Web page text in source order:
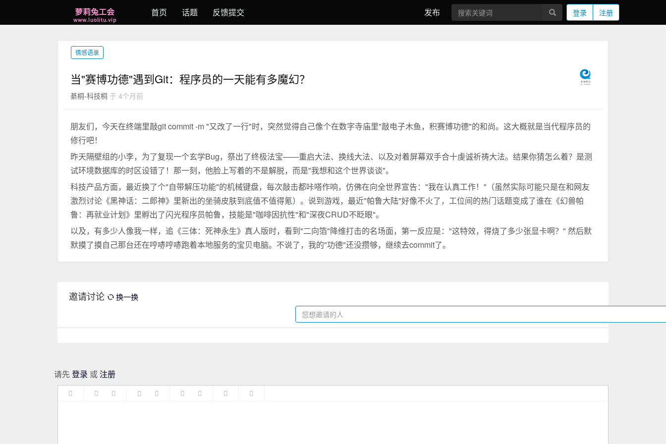
首页 话题 反馈提交 登录 注册
发布
情感语录
当"赛博功德"遇到Git：程序员的一天能有多魔幻？
綦桐-科技桐 于 4个月前
朋友们，今天在终端里敲git commit -m "又改了一行"时，突然觉得自己像个在数字寺庙里"敲电子木鱼，积赛博功德"的和尚。这大概就是当代程序员的
修行吧！
昨天隔壁组的小李，为了复现一个玄学Bug，祭出了终极法宝——重启大法、换线大法、以及对着屏幕双手合十虔诚祈祷大法。结果你猜怎么着？是测
试环境数据库的时区设错了！那一刻，他脸上写着的不是解脱，而是"我想和这个世界谈谈"。
科技产品方面，最近换了个"自带解压功能"的机械键盘，每次敲击都咔嗒作响，仿佛在向全世界宣告："我在认真工作！"（虽然实际可能只是在和网友
激烈讨论《黑神话：二郎神》里新出的坐骑皮肤到底值不值得氪）。说到游戏，最近"帕鲁大陆"好像不火了，工位间的热门话题变成了谁在《幻兽帕
鲁：再就业计划》里孵出了闪光程序员帕鲁，技能是"咖啡因抗性"和"深夜CRUD不眨眼"。
以及，有多少人像我一样，追《三体：死神永生》真人版时，看到"二向箔"降维打击的名场面，第一反应是："这特效，得烧了多少张显卡啊？" 然后默
默摸了摸自己那台还在哼哧哼哧跑着本地服务的宝贝电脑。不说了，我的"功德"还没攒够，继续去commit了。
邀请讨论 换一换
请先登录 或注册